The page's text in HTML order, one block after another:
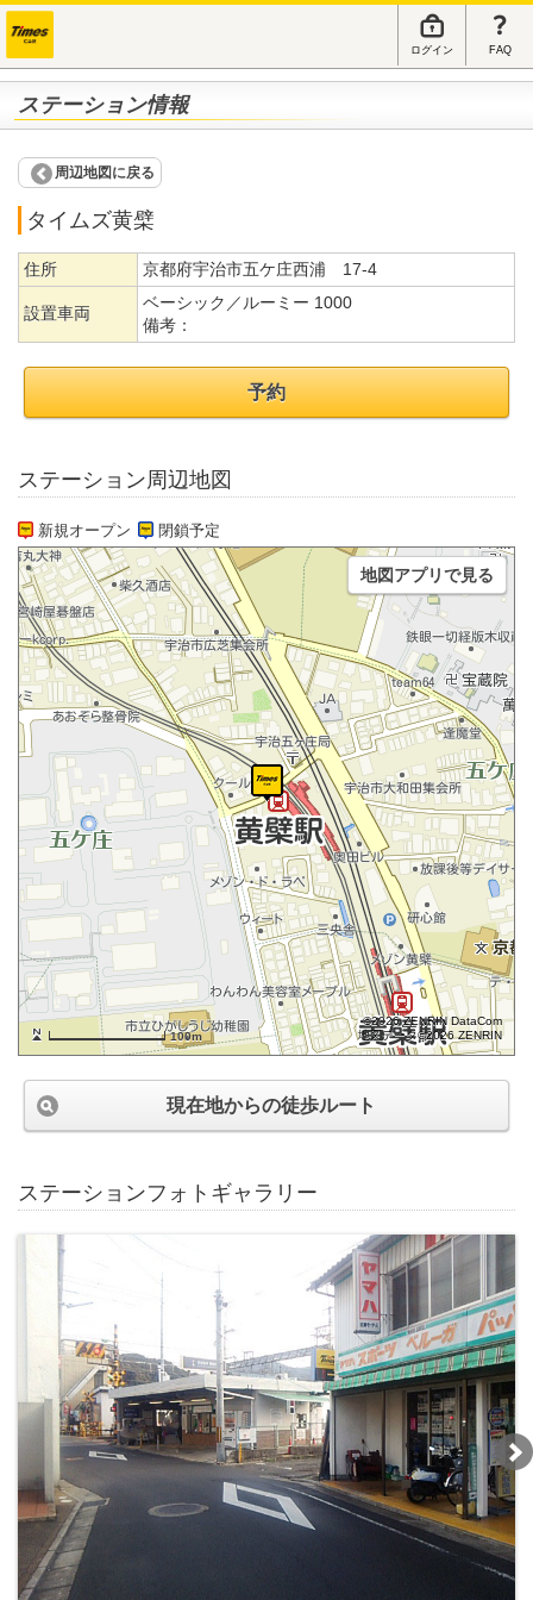
ログイン FAQ
ステーション情報
周辺地図に戻る
タイムズ黄檗
住所 京都府宇治市五ケ庄西浦 17-4
設置車両
ベーシック／ルーミー 1000
備考：
予約
ステーション周辺地図
新規オープン 閉鎖予定
100m
©2026 ZENRIN DataCom
地図データ©2026 ZENRIN
地図アプリで見る
現在地からの徒歩ルート
ステーションフォトギャラリー